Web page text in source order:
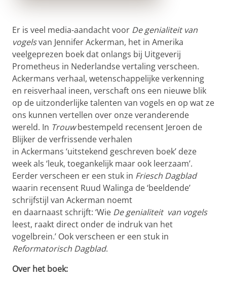
Er is veel media-aandacht voor De genialiteit van
vogelsvan Jennifer Ackerman, het in Amerika
veelgeprezen boek dat onlangs bij Uitgeverij
Prometheus in Nederlandse vertaling verscheen.
Ackermans verhaal, wetenschappelijke verkenning
en reisverhaal ineen, verschaft ons een nieuwe blik
op de uitzonderlijke talenten van vogels en op wat ze
ons kunnen vertellen over onze veranderende
wereld. In Trouwbestempeld recensent Jeroen de
Blijker de verfrissende verhalen
in Ackermans ‘uitstekend geschreven boek’ deze
week als ‘leuk, toegankelijk maar ook leerzaam’.
Eerder verscheen er een stuk in Friesch Dagblad
waarin recensent Ruud Walinga de ‘beeldende’
schrijfstijl van Ackerman noemt
en daarnaast schrijft: ‘Wie De genialiteit van vogels
leest, raakt direct onder de indruk van het
vogelbrein.’ Ook verscheen er een stuk in
Reformatorisch Dagblad.
Over het boek: